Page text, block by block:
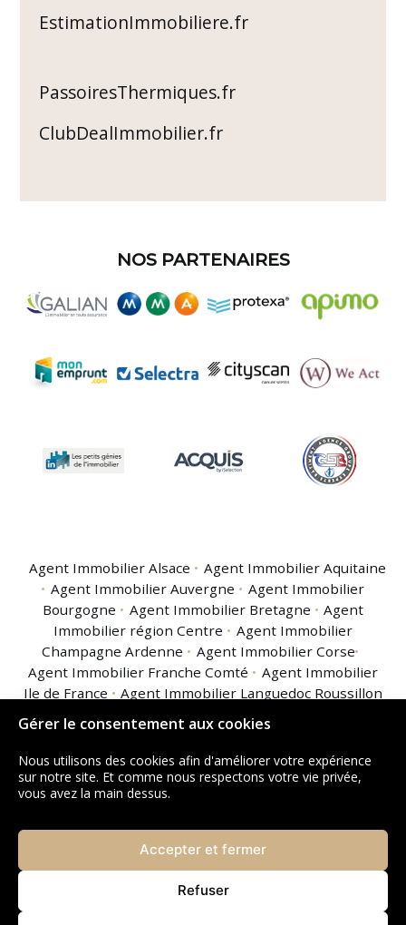
Gérer le consentement aux cookies
Nous utilisons des cookies afin d'améliorer votre expérience
sur notre site. Et comme nous respectons votre vie privée,
vous avez la main dessus.
Accepter et fermer
Refuser
EstimationImmobiliere.fr
PassoiresThermiques.fr
ClubDealImmobilier.fr
NOS PARTENAIRES
Agent Immobilier Alsace
Agent Immobilier Aquitaine
Agent Immobilier Auvergne
Agent Immobilier
Bourgogne
Agent Immobilier Bretagne
Agent
Immobilier région Centre
Agent Immobilier
Champagne Ardenne
Agent Immobilier Corse
Agent Immobilier Franche Comté
Agent Immobilier
Ile de France
Agent Immobilier Languedoc Roussillon
Agent Immobilier Limousin
Agent Immobilier
Lorraine
Agent Immobilier Midi Pyrénées
Immobilier Nord Pas de Calais
Agent Immobilier
Basse Normandie
Agent Immobilier Haute
Normandie
Agent Immobilier Pays de la Loire
Agent Immobilier Provence Alpes Côte
Agent Immobilier Rhône Alpes
Immobilier Guadeloupe
Agent Immobilier Guyane
Agent Immobilier La Réunion